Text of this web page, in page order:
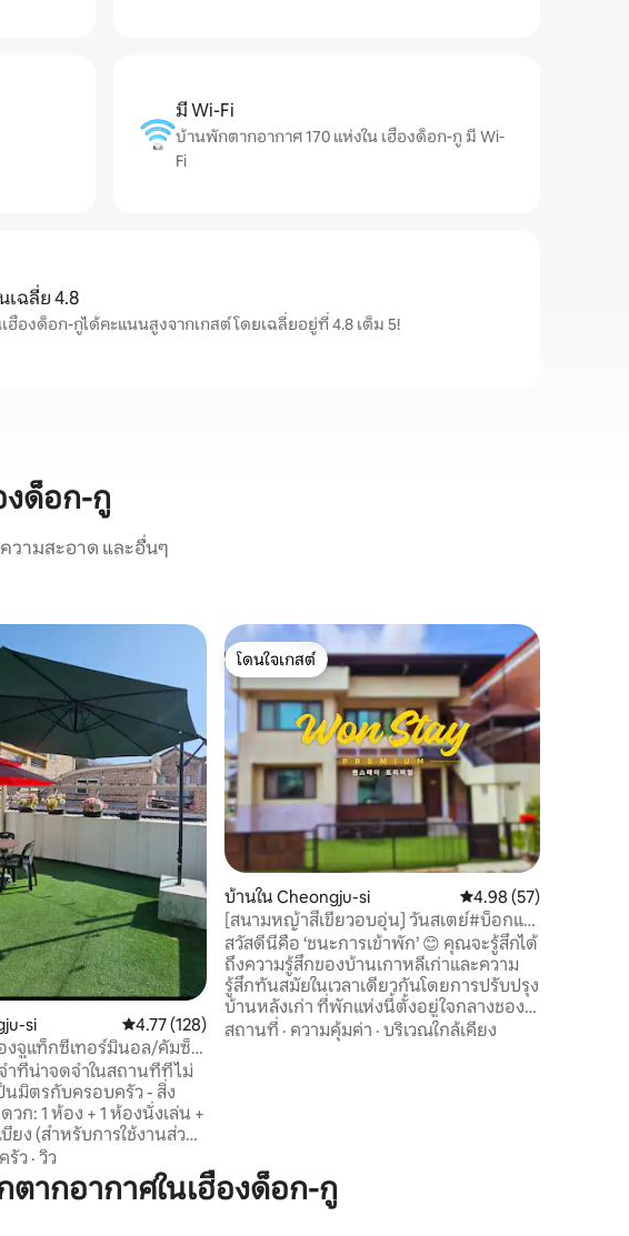
มี Wi-Fi
บ้านพักตากอากาศ 170 แห่งใน เฮืองด็อก-กู มี Wi-
Fi
เฉลี่ย 4.8
ฮืองด็อก-กูได้คะแนนสูงจากเกสต์ โดยเฉลี่ยอยู่ที่ 4.8 เต็ม 5!
ด็อก-กู
วามสะอาด และอื่นๆ
วิว
si คะแนนเฉลี่ย 4.77 จาก 5, 128 รีวิว
4.77 (128)
งจูแท็กซี่เทอร์มินอล/คัมซ็
ที่แปลกใหม่/ระเบียงส่วน
ว/พักระยะยาวได้
ำที่น่าจดจำในสถานที่ที่ไม่
มิตรกับครอบครัว - สิ่ง
วก: 1 ห้อง + 1 ห้องนั่งเล่น +
บียง (สำหรับการใช้งานส่วน
ราจะเตรียมสตาร์ทเตอร์ +
เตาย่าง + ถุงมือ + ผ้าห่ม *
รัว · วิว
โดนใจเกสต์
โดนใจเกสต์
บ้านใน Cheongju-si คะแนนเฉลี่ย 4.98 จาก
4.98 (57)
[สนามหญ้าสีเขียวอบอุ่น] วันสเตย์#บ็อกแด
ดง#ย่านใจกลางเมือง#ที่จอด
รถ#OTTฟรี#เครื่องนอนสุดหรู
สวัสดีนี่คือ ‘ชนะการเข้าพัก’ 😊 คุณจะรู้สึกได้
ถึงความรู้สึกของบ้านเกาหลีเก่าและความ
รู้สึกทันสมัยในเวลาเดียวกันโดยการปรับปรุง
บ้านหลังเก่า ที่พักแห่งนี้ตั้งอยู่ใจกลางชองจู
(ใกล้มหาวิทยาลัยแห่งชาติชุงบุก) จึงเข้าถึง
ได้ง่ายทุกที่และสะดวกต่อการขนส่ง
ห้องนั่งเล่น 1 ห้องครัว 1 ห้องซักรีดและสนาม
หญ้า มีบริการ OTT (Netflix, Disney Plus) มี
สถานที่ · ความคุ้มค่า · บริเวณใกล้เคียง
ากอากาศในเฮืองด็อก-กู